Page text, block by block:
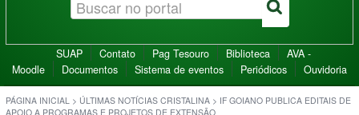
SUAP Contato Pag Tesouro Biblioteca
AVA -
Moodle
Documentos Sistema de eventos Periódicos Ouvidoria
PÁGINA INICIAL > ÚLTIMAS NOTÍCIAS CRISTALINA > IF GOIANO PUBLICA EDITAIS DE
APOIO A PROGRAMAS E PROJETOS DE EXTENSÃO